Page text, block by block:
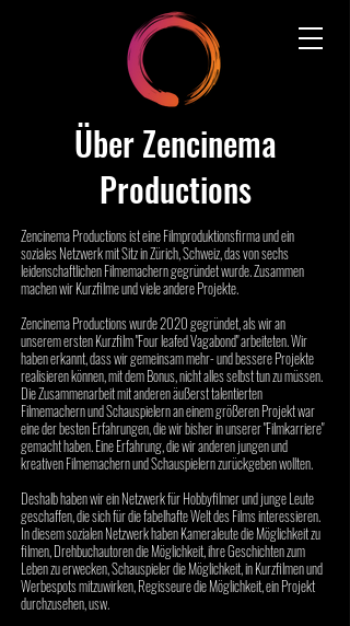
Über Zencinema
Productions
Zencinema Productions ist eine Filmproduktionsfirma und ein
soziales Netzwerk mit Sitz in Zürich, Schweiz, das von sechs
leidenschaftlichen Filmemachern gegründet wurde. Zusammen
machen wir Kurzfilme und viele andere Projekte.
Zencinema Productions wurde 2020 gegründet, als wir an
unserem ersten Kurzfilm "Four leafed Vagabond" arbeiteten. Wir
haben erkannt, dass wir gemeinsam mehr- und bessere Projekte
realisieren können, mit dem Bonus, nicht alles selbst tun zu müssen.
Die Zusammenarbeit mit anderen äußerst talentierten
Filmemachern und Schauspielern an einem größeren Projekt war
eine der besten Erfahrungen, die wir bisher in unserer "Filmkarriere"
gemacht haben. Eine Erfahrung, die wir anderen jungen und
kreativen Filmemachern und Schauspielern zurückgeben wollten.
Deshalb haben wir ein Netzwerk für Hobbyfilmer und junge Leute
geschaffen, die sich für die fabelhafte Welt des Films interessieren.
In diesem sozialen Netzwerk haben Kameraleute die Möglichkeit zu
filmen, Drehbuchautoren die Möglichkeit, ihre Geschichten zum
Leben zu erwecken, Schauspieler die Möglichkeit, in Kurzfilmen und
Werbespots mitzuwirken, Regisseure die Möglichkeit, ein Projekt
durchzusehen, usw.